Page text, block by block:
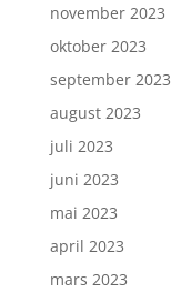
november 2023
oktober 2023
september 2023
august 2023
juli 2023
juni 2023
mai 2023
april 2023
mars 2023